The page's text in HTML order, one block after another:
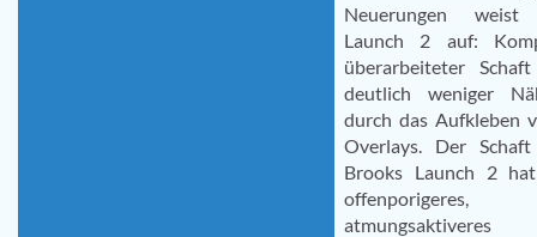
Neuerungen
Launch 2 auf:
überarbeiteter
deutlich weniger
durch das Aufkleben
Overlays. Der
Brooks Launch 2
offenporigeres,
atmungsaktiveres